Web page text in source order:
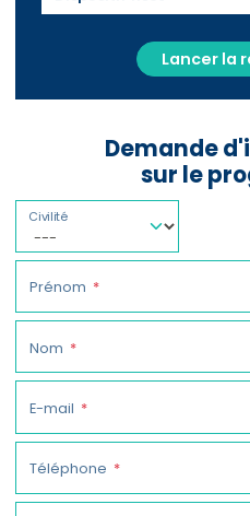
Lancer la
Demande
sur le
Civilité
Prénom
Nom
E-mail
Téléphone